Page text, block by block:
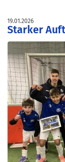
19.01.2026
Starker